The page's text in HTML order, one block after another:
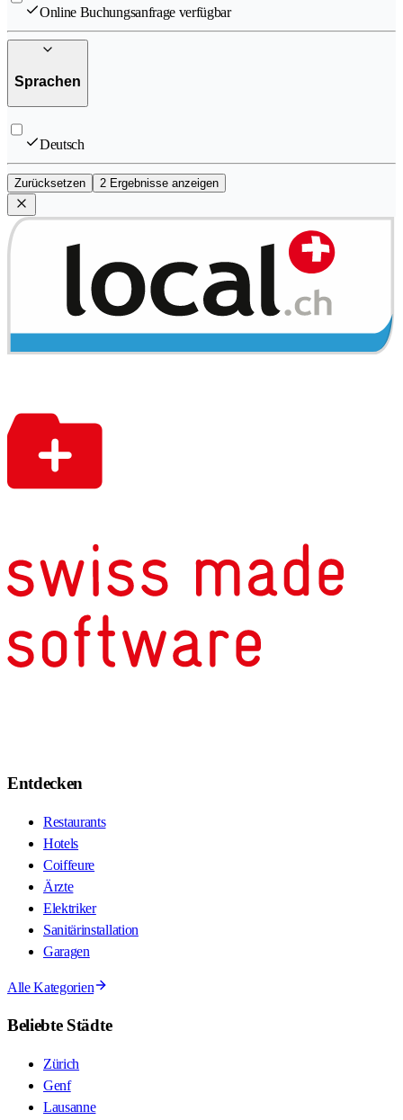
Online Buchungsanfrage verfügbar
Sprachen
Deutsch
Zurücksetzen 2 Ergebnisse anzeigen
Entdecken
Restaurants
Hotels
Coiffeure
Ärzte
Elektriker
Sanitärinstallation
Garagen
Alle Kategorien
Beliebte Städte
Zürich
Genf
Lausanne